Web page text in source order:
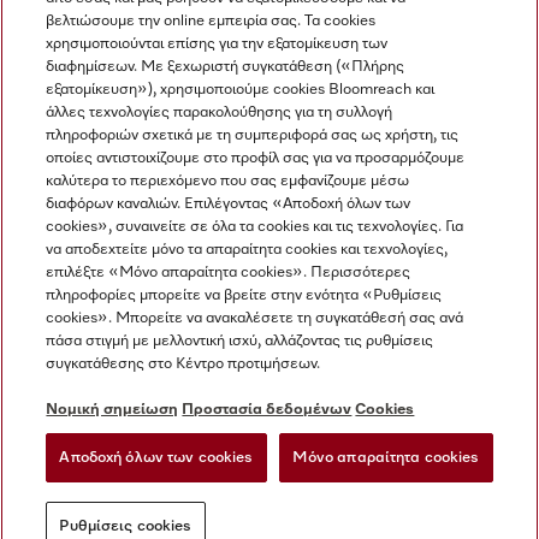
Η εταιρεία μας
Όροι και Προϋποθέσεις
Προστασία δεδομένων
Όροι Χρήσης
Δήλωση Προσβασιμότητας
Νόμος για τις ψηφιακές υπηρεσίες
Ρυθμίσεις cookies
Miele στο Instagram
Miele στο Facebook
Miele στο Youtube
βελτιώσουμε την online εμπειρία σας. Τα cookies
χρησιμοποιούνται επίσης για την εξατομίκευση των
διαφημίσεων. Με ξεχωριστή συγκατάθεση («Πλήρης
εξατομίκευση»), χρησιμοποιούμε cookies Bloomreach και
άλλες τεχνολογίες παρακολούθησης για τη συλλογή
πληροφοριών σχετικά με τη συμπεριφορά σας ως χρήστη, τις
οποίες αντιστοιχίζουμε στο προφίλ σας για να προσαρμόζουμε
καλύτερα το περιεχόμενο που σας εμφανίζουμε μέσω
διαφόρων καναλιών. Επιλέγοντας «Αποδοχή όλων των
cookies», συναινείτε σε όλα τα cookies και τις τεχνολογίες. Για
να αποδεχτείτε μόνο τα απαραίτητα cookies και τεχνολογίες,
επιλέξτε «Μόνο απαραίτητα cookies». Περισσότερες
πληροφορίες μπορείτε να βρείτε στην ενότητα «Ρυθμίσεις
cookies». Μπορείτε να ανακαλέσετε τη συγκατάθεσή σας ανά
πάσα στιγμή με μελλοντική ισχύ, αλλάζοντας τις ρυθμίσεις
συγκατάθεσης στο Κέντρο προτιμήσεων.
Νομική σημείωση Προστασία δεδομένων Cookies
Αποδοχή όλων των cookies Μόνο απαραίτητα cookies
Ρυθμίσεις cookies